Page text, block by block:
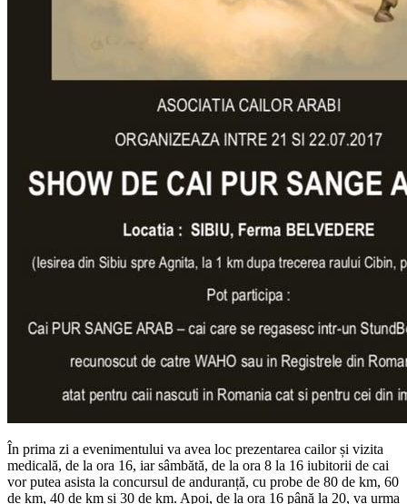
În prima zi a evenimentului va avea loc prezentarea cailor și vizita
medicală, de la ora 16, iar sâmbătă, de la ora 8 la 16 iubitorii de cai
vor putea asista la concursul de anduranță, cu probe de 80 de km, 60
de km, 40 de km și 30 de km. Apoi, de la ora 16 până la 20, va urma